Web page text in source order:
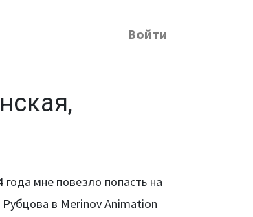
Войти
мне повезло попасть на
в Merinov Animation